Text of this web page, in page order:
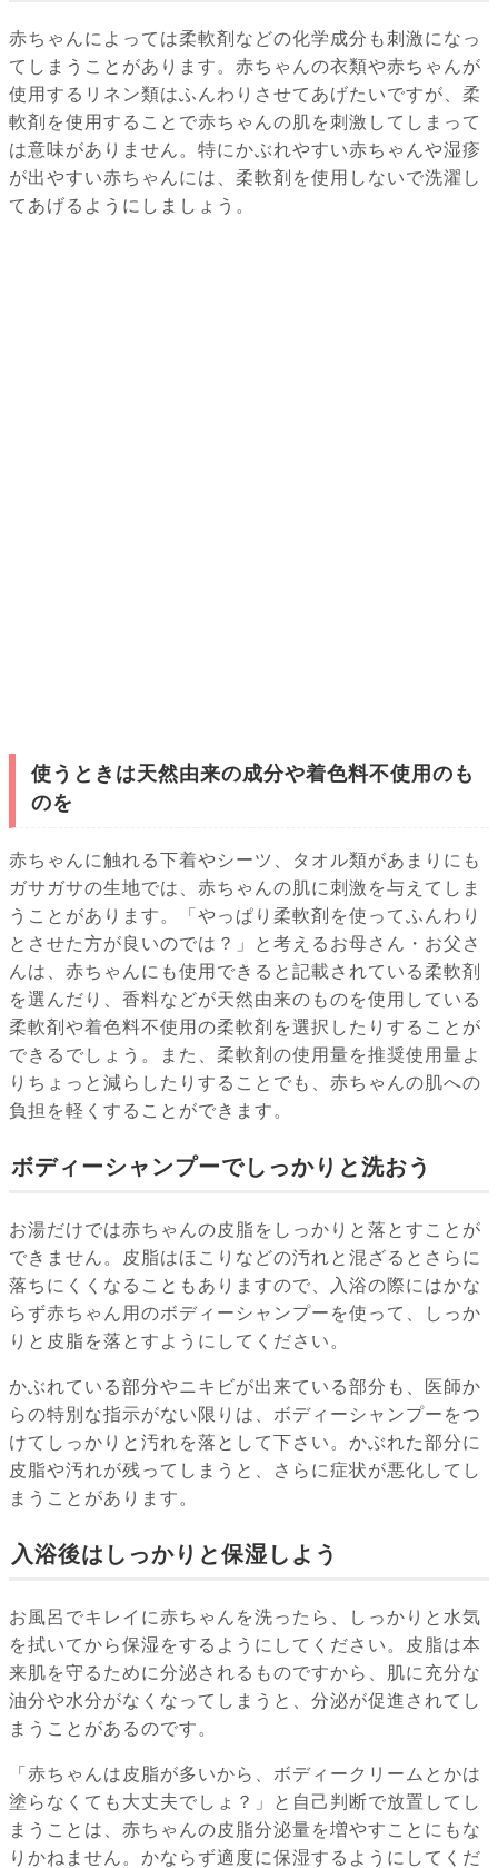
赤ちゃんによっては柔軟剤などの化学成分も刺激になっ
てしまうことがあります。赤ちゃんの衣類や赤ちゃんが
使用するリネン類はふんわりさせてあげたいですが、柔
軟剤を使用することで赤ちゃんの肌を刺激してしまって
は意味がありません。特にかぶれやすい赤ちゃんや湿疹
が出やすい赤ちゃんには、柔軟剤を使用しないで洗濯し
てあげるようにしましょう。
使うときは天然由来の成分や着色料不使用のも
のを
赤ちゃんに触れる下着やシーツ、タオル類があまりにも
ガサガサの生地では、赤ちゃんの肌に刺激を与えてしま
うことがあります。「やっぱり柔軟剤を使ってふんわり
とさせた方が良いのでは？」と考えるお母さん・お父さ
んは、赤ちゃんにも使用できると記載されている柔軟剤
を選んだり、香料などが天然由来のものを使用している
柔軟剤や着色料不使用の柔軟剤を選択したりすることが
できるでしょう。また、柔軟剤の使用量を推奨使用量よ
りちょっと減らしたりすることでも、赤ちゃんの肌への
負担を軽くすることができます。
ボディーシャンプーでしっかりと洗おう
お湯だけでは赤ちゃんの皮脂をしっかりと落とすことが
できません。皮脂はほこりなどの汚れと混ざるとさらに
落ちにくくなることもありますので、入浴の際にはかな
らず赤ちゃん用のボディーシャンプーを使って、しっか
りと皮脂を落とすようにしてください。
かぶれている部分やニキビが出来ている部分も、医師か
らの特別な指示がない限りは、ボディーシャンプーをつ
けてしっかりと汚れを落として下さい。かぶれた部分に
皮脂や汚れが残ってしまうと、さらに症状が悪化してし
まうことがあります。
入浴後はしっかりと保湿しよう
お風呂でキレイに赤ちゃんを洗ったら、しっかりと水気
を拭いてから保湿をするようにしてください。皮脂は本
来肌を守るために分泌されるものですから、肌に充分な
油分や水分がなくなってしまうと、分泌が促進されてし
まうことがあるのです。
「赤ちゃんは皮脂が多いから、ボディークリームとかは
塗らなくても大丈夫でしょ？」と自己判断で放置してし
まうことは、赤ちゃんの皮脂分泌量を増やすことにもな
りかねません。かならず適度に保湿するようにしてくだ